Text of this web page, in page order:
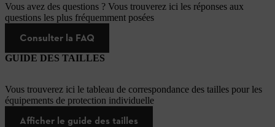
Vous avez des questions ? Vous trouverez ici les réponses aux
questions les plus fréquemment posées
Consulter la FAQ
GUIDE DES TAILLES
Vous trouverez ici le tableau de correspondance des tailles pour les
équipements de protection individuelle
Afficher le guide des tailles